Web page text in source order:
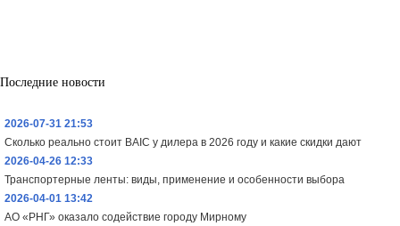
Последние новости
2026-07-31 21:53
Сколько реально стоит BAIC у дилера в 2026 году и какие скидки дают
2026-04-26 12:33
Транспортерные ленты: виды, применение и особенности выбора
2026-04-01 13:42
АО «РНГ» оказало содействие городу Мирному